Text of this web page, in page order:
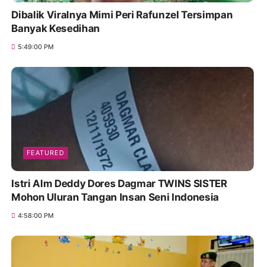
Dibalik Viralnya Mimi Peri Rafunzel Tersimpan
Banyak Kesedihan
5:49:00 PM
FEATURED
Istri Alm Deddy Dores Dagmar TWINS SISTER
Mohon Uluran Tangan Insan Seni Indonesia
4:58:00 PM